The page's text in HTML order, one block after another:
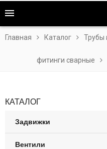
Главная Каталог Трубы
фитинги сварные
КАТАЛОГ
Задвижки
Вентили